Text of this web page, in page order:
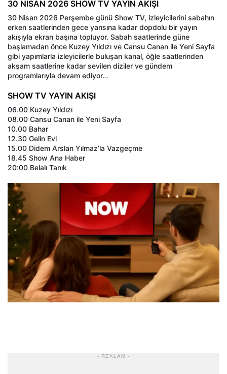
30 NİSAN 2026 SHOW TV YAYIN AKIŞI
30 Nisan 2026 Perşembe günü Show TV, izleyicilerini sabahın
erken saatlerinden gece yarısına kadar dopdolu bir yayın
akışıyla ekran başına topluyor. Sabah saatlerinde güne
başlamadan önce Kuzey Yıldızı ve Cansu Canan ile Yeni Sayfa
gibi yapımlarla izleyicilerle buluşan kanal, öğle saatlerinden
akşam saatlerine kadar sevilen diziler ve gündem
programlarıyla devam ediyor…
SHOW TV YAYIN AKIŞI
06.00 Kuzey Yıldızı
08.00 Cansu Canan ile Yeni Sayfa
10.00 Bahar
12.30 Gelin Evi
15.00 Didem Arslan Yılmaz’la Vazgeçme
18.45 Show Ana Haber
20:00 Belalı Tanık
- REKLAM -